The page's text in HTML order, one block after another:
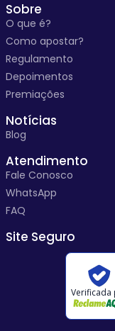
Sobre
O que é?
Como apostar?
Regulamento
Depoimentos
Premiações
Notícias
Blog
Atendimento
Fale Conosco
WhatsApp
FAQ
Site Seguro
Verificada